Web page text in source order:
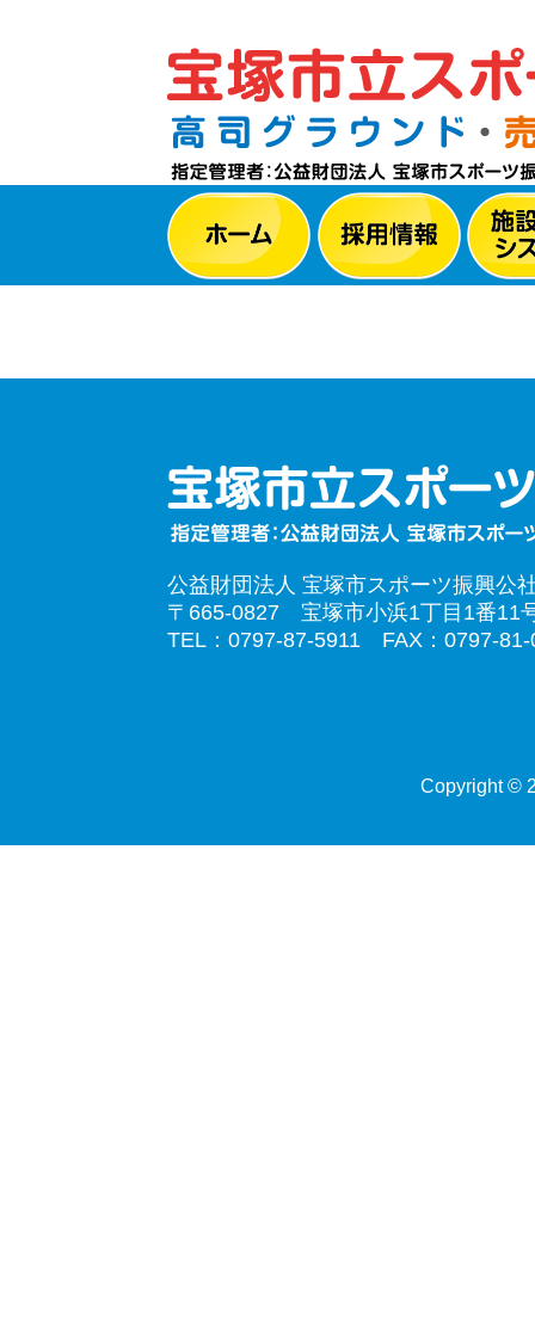
公益財団法人 宝塚市スポーツ振興公
〒665-0827 宝塚市小浜1丁目1番11
TEL：0797-87-5911 FAX：0797-81-
Copyright ©